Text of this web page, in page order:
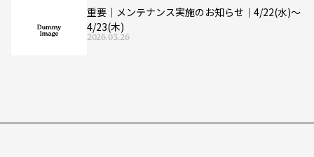
重要｜メンテナンス実施のお知らせ｜4/22(水)〜
4/23(木)
2026.03.26